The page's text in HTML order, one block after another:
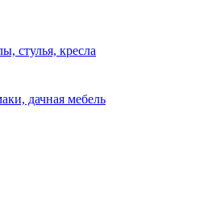
стулья, кресла
дачная мебель